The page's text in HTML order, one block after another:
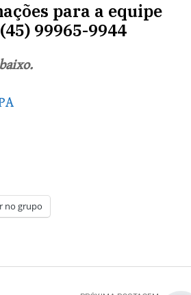
para a equipe
99965-9944
no grupo